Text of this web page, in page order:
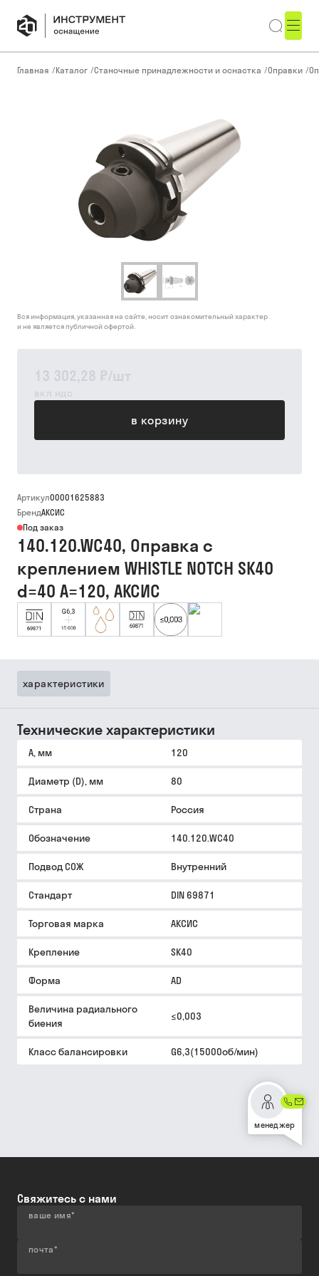
Главная /Каталог /Станочные принадлежности и оснастка /Оправки /
13 302,28 ₽/шт
вкл ндс
в корзину
Вся информация, указанная на сайте, носит ознакомительный характер
и не является публичной офертой.
Артикул00001625883
БрендАКСИС
Под заказ
140.120.WC40, Оправка с
креплением WHISTLE NOTCH SK40
d=40 A=120, АКСИС
характеристики
Технические характеристики
A, мм 120
Диаметр (D), мм 80
Страна Россия
Обозначение 140.120.WC40
Подвод СОЖ Внутренний
Стандарт DIN 69871
Торговая марка АКСИС
Крепление SK40
Форма AD
Величина радиального
биения
≤0,003
Класс балансировки G6,3(15000об/мин)
менеджер
Свяжитесь с нами
ваше имя*
почта*